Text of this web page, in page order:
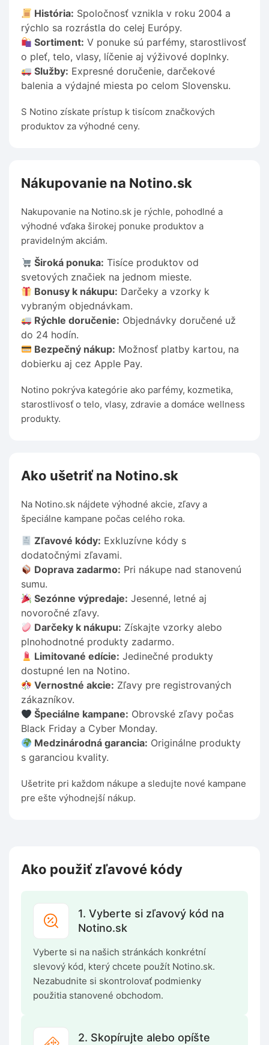
História: Spoločnosť vznikla v roku 2004 a
rýchlo sa rozrástla do celej Európy.
Sortiment: V ponuke sú parfémy, starostlivosť
o pleť, telo, vlasy, líčenie aj výživové doplnky.
Služby: Expresné doručenie, darčekové
balenia a výdajné miesta po celom Slovensku.
S Notino získate prístup k tisícom značkových
produktov za výhodné ceny.
Nákupovanie na Notino.sk
Nakupovanie na Notino.sk je rýchle, pohodlné a
výhodné vďaka širokej ponuke produktov a
pravidelným akciám.
Široká ponuka: Tisíce produktov od
svetových značiek na jednom mieste.
Bonusy k nákupu: Darčeky a vzorky k
vybraným objednávkam.
Rýchle doručenie: Objednávky doručené už
do 24 hodín.
Bezpečný nákup: Možnosť platby kartou, na
dobierku aj cez Apple Pay.
Notino pokrýva kategórie ako parfémy, kozmetika,
starostlivosť o telo, vlasy, zdravie a domáce wellness
produkty.
Ako ušetriť na Notino.sk
Na Notino.sk nájdete výhodné akcie, zľavy a
špeciálne kampane počas celého roka.
Zľavové kódy: Exkluzívne kódy s
dodatočnými zľavami.
Doprava zadarmo: Pri nákupe nad stanovenú
sumu.
Sezónne výpredaje: Jesenné, letné aj
novoročné zľavy.
Darčeky k nákupu: Získajte vzorky alebo
plnohodnotné produkty zadarmo.
Limitované edície: Jedinečné produkty
dostupné len na Notino.
Vernostné akcie: Zľavy pre registrovaných
zákazníkov.
Špeciálne kampane: Obrovské zľavy počas
Black Friday a Cyber Monday.
Medzinárodná garancia: Originálne produkty
s garanciou kvality.
Ušetrite pri každom nákupe a sledujte nové kampane
pre ešte výhodnejší nákup.
Ako použiť zľavové kódy
1. Vyberte si zľavový kód na
Notino.sk
Vyberte si na našich stránkách konkrétní
slevový kód, který chcete použít Notino.sk.
Nezabudnite si skontrolovať podmienky
použitia stanovené obchodom.
2. Skopírujte alebo opíšte